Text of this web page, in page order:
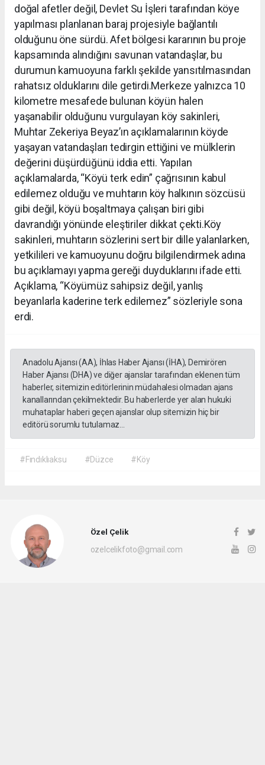
doğal afetler değil, Devlet Su İşleri tarafından köye
yapılması planlanan baraj projesiyle bağlantılı
olduğunu öne sürdü. Afet bölgesi kararının bu proje
kapsamında alındığını savunan vatandaşlar, bu
durumun kamuoyuna farklı şekilde yansıtılmasından
rahatsız olduklarını dile getirdi.Merkeze yalnızca 10
kilometre mesafede bulunan köyün halen
yaşanabilir olduğunu vurgulayan köy sakinleri,
Muhtar Zekeriya Beyaz’ın açıklamalarının köyde
yaşayan vatandaşları tedirgin ettiğini ve mülklerin
değerini düşürdüğünü iddia etti. Yapılan
açıklamalarda, “Köyü terk edin” çağrısının kabul
edilemez olduğu ve muhtarın köy halkının sözcüsü
gibi değil, köyü boşaltmaya çalışan biri gibi
davrandığı yönünde eleştiriler dikkat çekti.Köy
sakinleri, muhtarın sözlerini sert bir dille yalanlarken,
yetkilileri ve kamuoyunu doğru bilgilendirmek adına
bu açıklamayı yapma gereği duyduklarını ifade etti.
Açıklama, “Köyümüz sahipsiz değil, yanlış
beyanlarla kaderine terk edilemez” sözleriyle sona
erdi.
Anadolu Ajansı (AA), İhlas Haber Ajansı (İHA), Demirören
Haber Ajansı (DHA) ve diğer ajanslar tarafından eklenen tüm
haberler, sitemizin editörlerinin müdahalesi olmadan ajans
kanallarından çekilmektedir. Bu haberlerde yer alan hukuki
muhataplar haberi geçen ajanslar olup sitemizin hiç bir
editörü sorumlu tutulamaz...
#Fındıklıaksu #Düzce #Köy
Özel Çelik
ozelcelikfoto@gmail.com